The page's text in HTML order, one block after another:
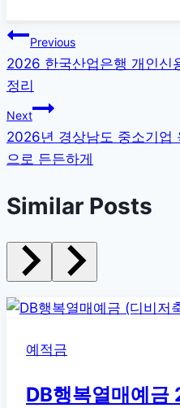
글
탐
색
Previous
2026 한국산업은행 개인신
정리
Next
2026년 경상남도 중소기업
으로 든든하게
Similar Posts
예적금
DB행복열매예금